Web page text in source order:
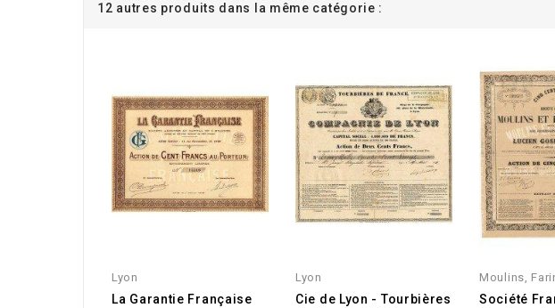
12 autres produits dans la même catégorie :
Lyon
La Garantie Française
Lyon
Cie de Lyon - Tourbières
Moulins,
Société